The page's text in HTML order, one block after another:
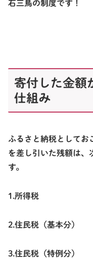
石三鳥の制度です！
寄付した金額
仕組み
ふるさと納税としてお
を差し引いた残額は、
す。
1.所得税
2.住民税（基本分）
3.住民税（特例分）